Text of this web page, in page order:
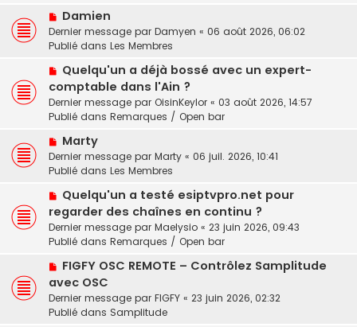
s
s
a
e
a
u
m
s
s
a
g
N
o
u
e
a
u
m
s
s
a
e
Damien
Dernier message par Damyen « 06 août 2026, 06:02
Publié dans Les Membres
N
o
u
v
a
u
m
s
s
a
g
Quelqu'un a déjà bossé avec un expert-
comptable dans l'Ain ?
Dernier message par OisinKeylor « 03 août 2026, 14:57
Publié dans Remarques / Open bar
N
o
u
e
a
u
m
s
s
a
g
Marty
Dernier message par Marty « 06 juil. 2026, 10:41
Publié dans Les Membres
N
o
u
v
a
u
m
e
Quelqu'un a testé esiptvpro.net pour
regarder des chaînes en continu ?
Dernier message par Maelysio « 23 juin 2026, 09:43
Publié dans Remarques / Open bar
N
o
u
v
FIGFY OSC REMOTE – Contrôlez Samplitude
avec OSC
Dernier message par FIGFY « 23 juin 2026, 02:32
Publié dans Samplitude